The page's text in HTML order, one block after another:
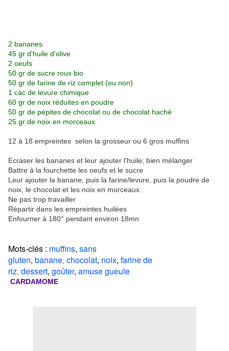
2 bananes
45 gr d'huile d'olive
2 oeufs
50 gr de sucre roux bio
50 gr de farine de riz complet (ou non)
1 càc de levure chimique
60 gr de noix réduites en poudre
50 gr de pépites de chocolat ou de chocolat haché
25 gr de noix en morceaux
12 à 18 empreintes selon la grosseur ou 6 gros muffins
Ecraser les bananes et leur ajouter l'huile; bien mélanger
Battre à la fourchette les oeufs et le sucre
Leur ajouter la banane, puis la farine/levure, puis la poudre de
noix, le chocolat et les noix en morceaux.
Ne pas trop travailler
Répartir dans les empreintes huilées
Enfourner à 180° pendant environ 18mn
Mots-clés : muffins, sans
gluten, banane chocolat, noix, farine de
riz dessert, goûter, amuse gueule
CARDAMOME